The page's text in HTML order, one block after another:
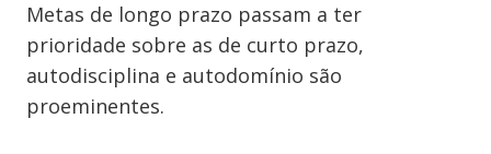
Metas de longo prazo passam a ter
prioridade sobre as de curto prazo,
autodisciplina e autodomínio são
proeminentes.